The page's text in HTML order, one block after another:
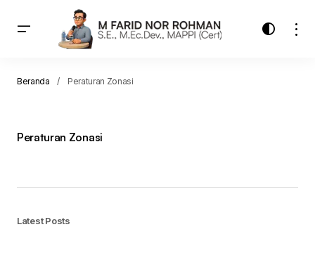
Beranda Peraturan Zonasi
Peraturan Zonasi
Latest Posts